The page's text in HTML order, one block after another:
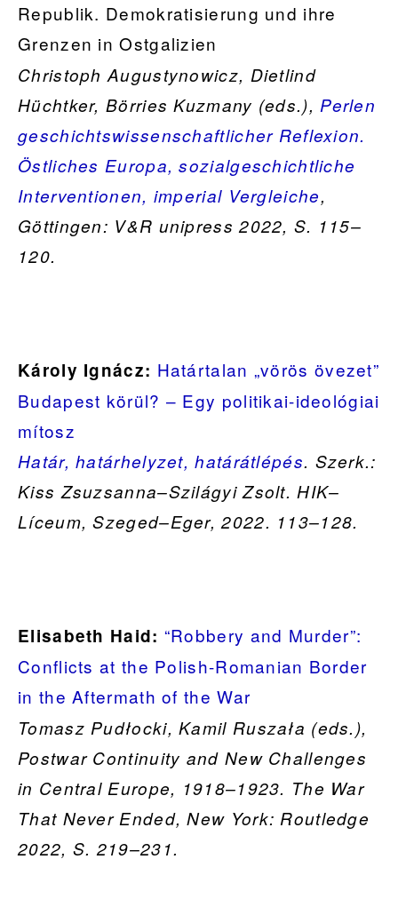
Republik. Demokratisierung und ihre
Grenzen in Ostgalizien
Christoph Augustynowicz, Dietlind
Hüchtker, Börries Kuzmany (eds.),Perlen
geschichtswissenschaftlicher Reflexion.
Östliches Europa, sozialgeschichtliche
Interventionen, imperial Vergleiche,
Göttingen: V&R unipress 2022, S. 115–
120.
Károly Ignácz: Határtalan „vörös övezet”
Budapest körül? – Egy politikai-ideológiai
mítosz
Határ, határhelyzet, határátlépés. Szerk.:
Kiss Zsuzsanna–Szilágyi Zsolt. HIK–
Líceum, Szeged–Eger, 2022. 113–128.
Elisabeth Haid: “Robbery and Murder”:
Conflicts at the Polish-Romanian Border
in the Aftermath of the War
Tomasz Pudłocki, Kamil Ruszała (eds.),
Postwar Continuity and New Challenges
in Central Europe, 1918–1923. The War
That Never Ended, New York: Routledge
2022, S. 219–231.